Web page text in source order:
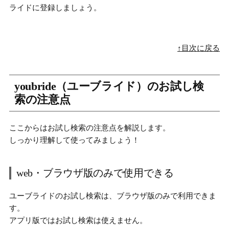
ライドに登録しましょう。
↑目次に戻る
youbride（ユーブライド）のお試し検
索の注意点
ここからはお試し検索の注意点を解説します。
しっかり理解して使ってみましょう！
web・ブラウザ版のみで使用できる
ユーブライドのお試し検索は、ブラウザ版のみで利用できま
す。
アプリ版ではお試し検索は使えません。